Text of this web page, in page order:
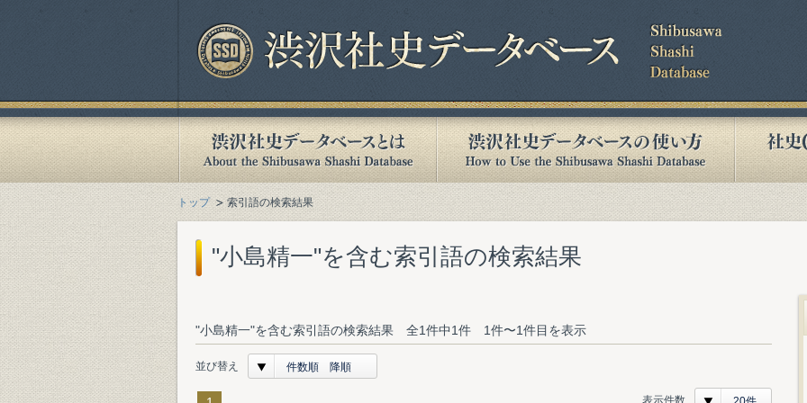
トップ 索引語の検索結果
"小島精一"を含む索引語の検索結果
"小島精一"を含む索引語の検索結果 全1件中1件 1件〜1件目を表示
並び替え 件数順 降順
表示件数